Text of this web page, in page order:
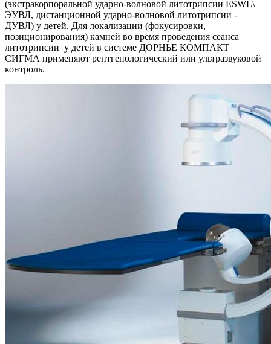
(экстракорпоральной ударно-волновой литотрипсии ESWL\
ЭУВЛ, дистанционной ударно-волновой литотрипсии -
ДУВЛ) у детей. Для локализации (фокусировки,
позиционирования) камней во время проведения сеанса
литотрипсии у детей в системе ДОРНЬЕ КОМПАКТ
СИГМА применяют рентгенологический или ультра­звуковой
контроль.